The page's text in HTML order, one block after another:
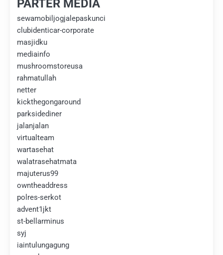
PARTER MEDIA
sewamobiljogjalepaskunci
clubidenticar-corporate
masjidku
mediainfo
mushroomstoreusa
rahmatullah
netter
kickthegongaround
parksidediner
jalanjalan
virtualteam
wartasehat
walatrasehatmata
majuterus99
owntheaddress
polres-serkot
advent1jkt
st-bellarminus
syj
iaintulungagung